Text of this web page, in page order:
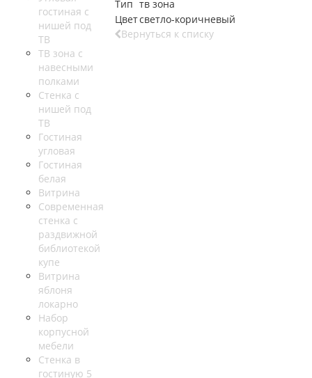
гостиная с
нишей под
ТВ
ТВ зона с
навесными
полками
Стенка с
нишей под
ТВ
Гостиная
угловая
Гостиная
белая
Витрина
Современная
стенка с
раздвижной
библиотекой
купе
Витрина
яблоня
локарно
Набор
корпусной
мебели
Стенка в
гостиную 5
Тип тв зона
Цветсветло-коричневый
Вернуться к списку